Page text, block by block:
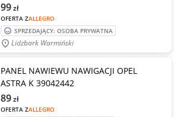
OFERTA ZALLEGRO
99zł
SPRZEDAJĄCY: OSOBA PRYWATNA
Lidzbark Warmiński
PANEL NAWIEWU NAWIGACJI OPEL
ASTRA K 39042442
OFERTA ZALLEGRO
89zł